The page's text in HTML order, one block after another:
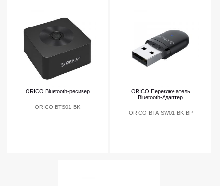
ORICO Bluetooth-ресивер
ORICO-BTS01-BK
ORICO Переключатель
Bluetooth-Адаптер
ORICO-BTA-SW01-BK-BP